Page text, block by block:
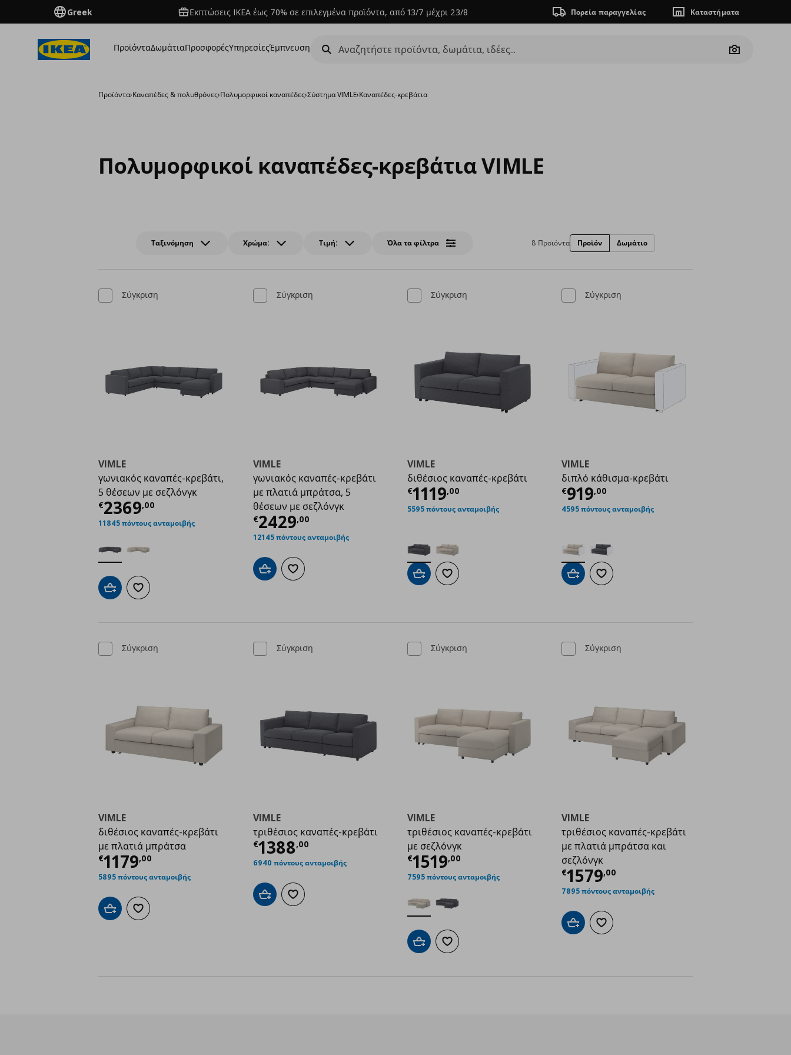
Greek Εκπτώσεις IKEA έως 70% σε επιλεγμένα προϊόντα, από 13/7 μέχρι 23/8 Πορεία παραγγελίας Καταστήματα
ΠροϊόνταΔωμάτιαΠροσφορέςΥπηρεσίεςΈμπνευση
Camera
Προϊόντα›Καναπέδες & πολυθρόνες›Πολυμορφικοί καναπέδες›Σύστημα VIMLE›Καναπέδες-κρεβάτια
Πολυμορφικοί καναπέδες-κρεβάτια VIMLE
Ταξινόμηση Χρώμα: Τιμή: Όλα τα φίλτρα 8 Προϊόντα Προϊόν Δωμάτιο
Σύγκριση
VIMLE
γωνιακός καναπές-κρεβάτι,
5 θέσεων με σεζλόνγκ
€2369,00
Τρέχουσα τιμή € 2369,00
11845 πόντους ανταμοιβής
Προσθήκη στο καλάθι
Προσθήκη στα αγαπημένα
Σύγκριση
VIMLE
γωνιακός καναπές-κρεβάτι
με πλατιά μπράτσα, 5
θέσεων με σεζλόνγκ
€2429,00
Τρέχουσα τιμή
12145 πόντους ανταμοιβής
Προσθήκη στο καλάθι
Προσθήκη στα αγαπημένα
Σύγκριση
VIMLE
διθέσιος καναπές-κρεβάτι
€1119,00
Τρέχουσα τιμή € 1119,00
5595 πόντους ανταμοιβής
Προσθήκη στο καλάθι
Προσθήκη στα αγαπημένα
Σύγκριση
VIMLE
διπλό κάθισμα-κρεβάτι
€919,00
Τρέχουσα τιμή
4595 πόντους ανταμοιβής
Προσθήκη στο καλάθι
Προσθήκη στα αγαπημένα
Σύγκριση
VIMLE
διθέσιος καναπές-κρεβάτι
με πλατιά μπράτσα
€1179,00
Τρέχουσα τιμή € 1179,00
5895 πόντους ανταμοιβής
Προσθήκη στο καλάθι
Προσθήκη στα αγαπημένα
Σύγκριση
VIMLE
τριθέσιος καναπές-κρεβάτι
€1388,00
Τρέχουσα τιμή € 1388,00
6940 πόντους ανταμοιβής
Προσθήκη στο καλάθι
Προσθήκη στα αγαπημένα
Σύγκριση
VIMLE
τριθέσιος καναπές-κρεβάτι
με σεζλόνγκ
€1519,00
Τρέχουσα τιμή € 1519,00
7595 πόντους ανταμοιβής
Προσθήκη στο καλάθι
Προσθήκη στα αγαπημένα
Σύγκριση
VIMLE
τριθέσιος καναπές-κρεβάτι
με πλατιά μπράτσα και
σεζλόνγκ
€1579,00
Τρέχουσα τιμή
7895 πόντους ανταμοιβής
Προσθήκη στο καλάθι
Προσθήκη στα αγαπημένα